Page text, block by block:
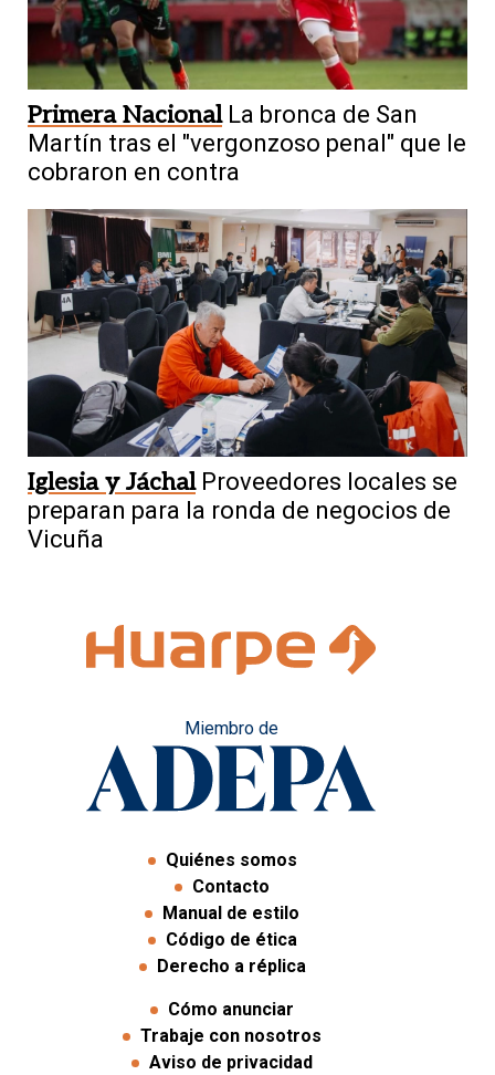
Primera Nacional La bronca de San
Martín tras el "vergonzoso penal" que le
cobraron en contra
Iglesia y Jáchal Proveedores locales se
preparan para la ronda de negocios de
Vicuña
Miembro de
Quiénes somos
Contacto
Manual de estilo
Código de ética
Derecho a réplica
Cómo anunciar
Trabaje con nosotros
Aviso de privacidad